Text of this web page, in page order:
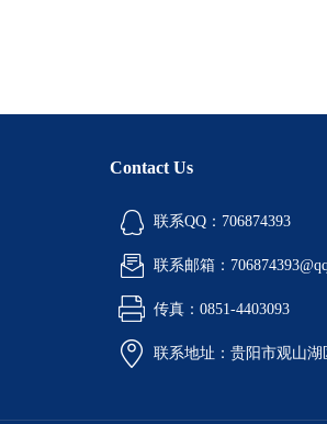
Contact Us
联系QQ：706874393
联系邮箱：
传真：0851-4403093
联系地址：贵阳市观山